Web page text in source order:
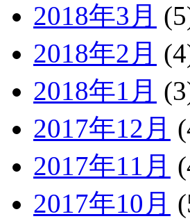
2018年3月
2018年2月
2018年1月
2017年12月
2017年11月
2017年10月